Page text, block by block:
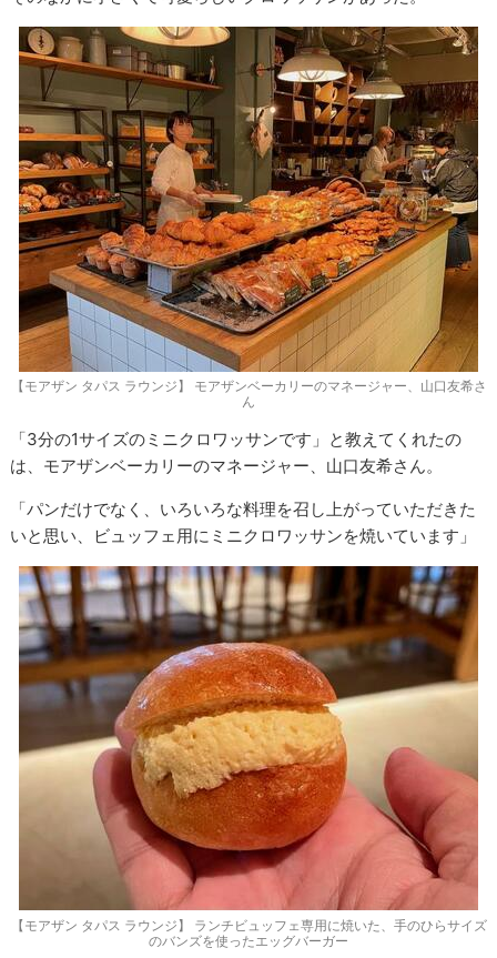
【モアザン タパス ラウンジ】 モアザンベーカリーのマネージャー、山口友希さ
ん
「3分の1サイズのミニクロワッサンです」と教えてくれたの
は、モアザンベーカリーのマネージャー、山口友希さん。
「パンだけでなく、いろいろな料理を召し上がっていただきた
いと思い、ビュッフェ用にミニクロワッサンを焼いています」
【モアザン タパス ラウンジ】 ランチビュッフェ専用に焼いた、手のひらサイズ
のバンズを使ったエッグバーガー